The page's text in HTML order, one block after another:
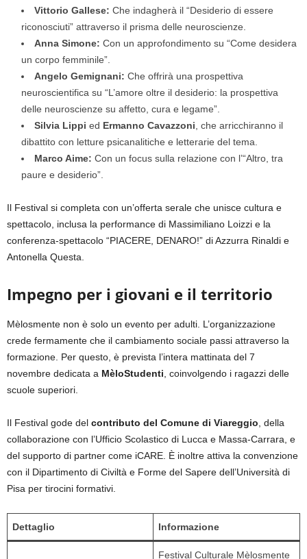
Vittorio Gallese: Che indagherà il “Desiderio di essere
riconosciuti” attraverso il prisma delle neuroscienze.
Anna Simone: Con un approfondimento su “Come desidera
un corpo femminile”.
Angelo Gemignani: Che offrirà una prospettiva
neuroscientifica su “L’amore oltre il desiderio: la prospettiva
delle neuroscienze su affetto, cura e legame”.
Silvia Lippi ed Ermanno Cavazzoni , che arricchiranno il
dibattito con letture psicanalitiche e letterarie del tema.
Marco Aime: Con un focus sulla relazione con l’“Altro, tra
paure e desiderio”.
Il Festival si completa con un’offerta serale che unisce cultura e
spettacolo, inclusa la performance di Massimiliano Loizzi e la
conferenza-spettacolo “PIACERE, DENARO!” di Azzurra Rinaldi e
Antonella Questa.
Impegno per i giovani e il territorio
Mèlosmente non è solo un evento per adulti. L’organizzazione
crede fermamente che il cambiamento sociale passi attraverso la
formazione. Per questo, è prevista l’intera mattinata del 7
novembre dedicata a MèloStudenti , coinvolgendo i ragazzi delle
scuole superiori.
Il Festival gode del contributo del Comune di Viareggio , della
collaborazione con l’Ufficio Scolastico di Lucca e Massa-Carrara, e
del supporto di partner come iCARE. È inoltre attiva la convenzione
con il Dipartimento di Civiltà e Forme del Sapere dell’Università di
Pisa per tirocini formativi.
Dettaglio Informazione
Festival Culturale Mèlosmente